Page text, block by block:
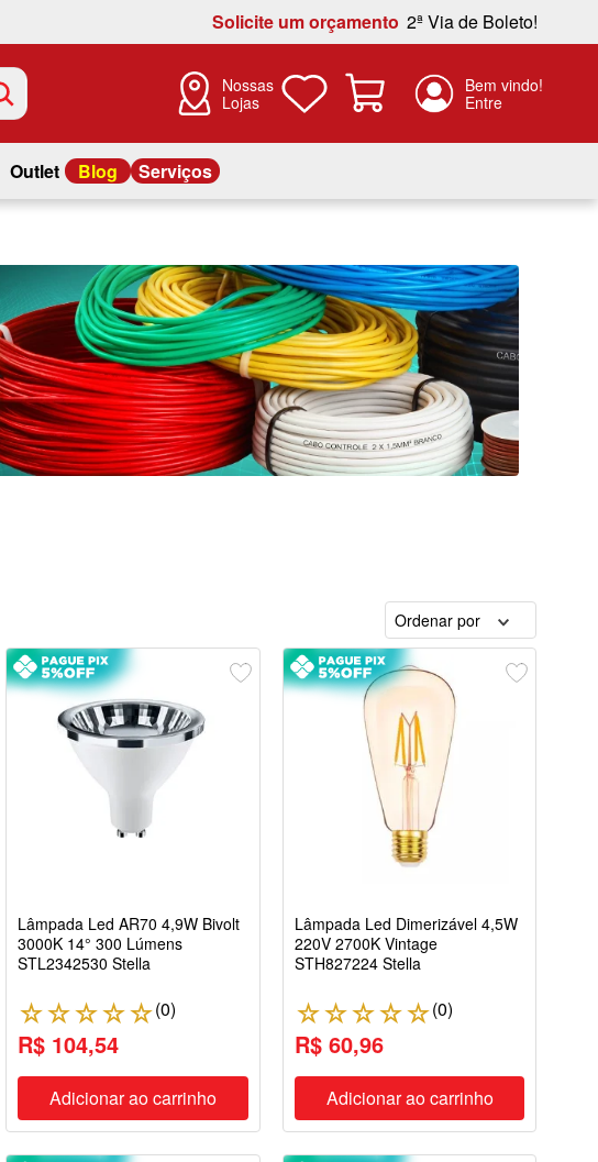
Solicite um orçamento 2ª Via de Boleto!
Nossas
Lojas
Outlet Blog Serviços
Ordenar por
Lâmpada Led AR70 4,9W Bivolt
3000K 14° 300 Lúmens
STL2342530 Stella
☆☆☆☆☆(0)
R$ 104,54
Adicionar ao carrinho
Lâmpada Led Dimerizável 4,5W
220V 2700K Vintage
STH827224 Stella
☆☆☆☆☆(0)
R$ 60,96
Adicionar ao carrinho